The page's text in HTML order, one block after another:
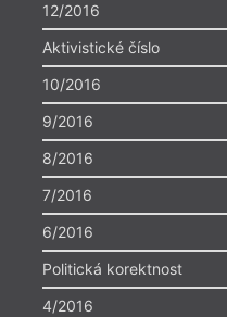
12/2016
Aktivistické číslo
10/2016
9/2016
8/2016
7/2016
6/2016
Politická korektnost
4/2016